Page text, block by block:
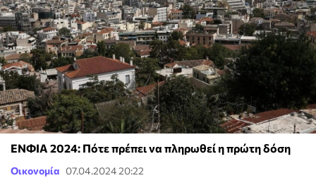
ΕΝΦΙΑ 2024: Πότε πρέπει να πληρωθεί η πρώτη δόση
Οικονομία 07.04.2024 20:22